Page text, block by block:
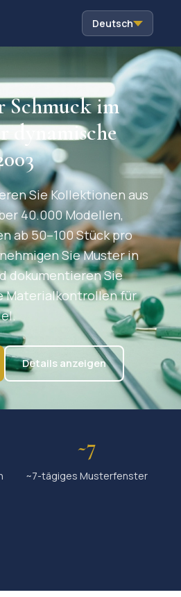
Deutsch
Schmuck im
dynamische
Sie Kollektionen aus
40.000 Modellen,
ab 50–100 Stück pro
Sie Muster in
dokumentieren Sie
Materialkontrollen für
Details anzeigen
~7
~7-tägiges Musterfenster